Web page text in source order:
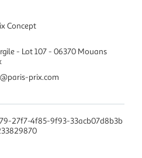
Concept
- Lot 107 - 06370 Mouans
prix.com
27f7-4f85-9f93-33acb07d8b3b